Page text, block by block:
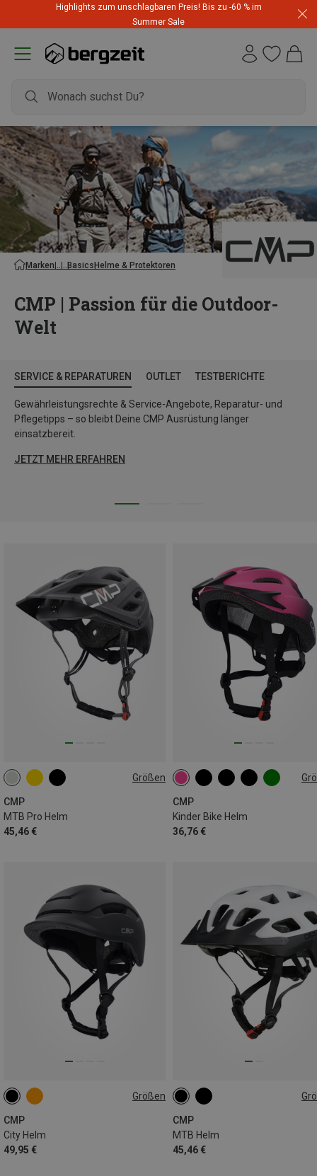
Highlights zum unschlagbaren Preis! Bis zu -60 % im
Summer Sale
Marken BasicsHelme & Protektoren
CMP | Passion für die Outdoor-
Welt
SERVICE & REPARATUREN OUTLET TESTBERICHTE
Gewährleistungsrechte & Service-Angebote, Reparatur- und
Pflegetipps – so bleibt Deine CMP Ausrüstung länger
einsatzbereit.
JETZT MEHR ERFAHREN
Größen
CMP
MTB Pro Helm
45,46 €
55-58CM
CMP
Kinder Bike Helm
36,76 €
48-52CM
Größen
CMP
City Helm
49,95 €
59-61CM
CMP
MTB Helm
45,46 €
55-58CM